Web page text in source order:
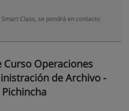
Class, se pondrá en contacto
Operaciones
de Archivo -